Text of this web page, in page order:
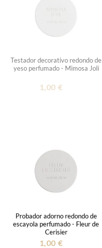
Testador decorativo redondo de
yeso perfumado - Mimosa Joli
1,00 €
Probador adorno redondo de
escayola perfumado - Fleur de
Cerisier
1,00 €